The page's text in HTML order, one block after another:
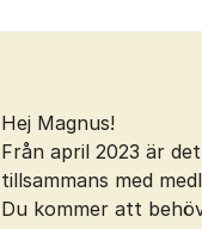
Hej Magnus!
Från april 2023 är
tillsammans med
Du kommer att